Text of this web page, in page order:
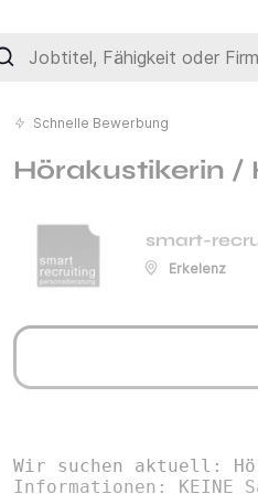
Fähigkeit oder Firma
Schnelle Bewerbung
Hörakustikerin /
smart-
Erkelenz
Wir suchen aktuell:
Informationen: KEINE